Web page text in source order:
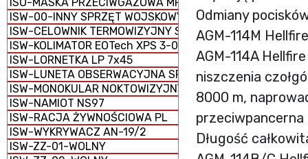
ISW-00-INNY SPRZĘT WOJSKOWY
ISW-CELOWNIK TERMOWIZYJNY SCT-RUBIN
ISW-KOLIMATOR EOTech XPS 3-0
ISW-LORNETKA LP 7x45
ISW-LUNETA OBSERWACYJNA SPOTTER 60
ISW-MONOKULAR NOKTOWIZYJNY MU-3M KOLIBER
ISW-NAMIOT NS97
ISW-RACJA ŻYWNOŚCIOWA PL
ISW-WYKRYWACZ AN-19/2
ISW-ZZ-01-WOLNY
Odmiany
AGM-114M
AGM-114A
niszczenia
8000 m,
przeciwpancerna
Długość